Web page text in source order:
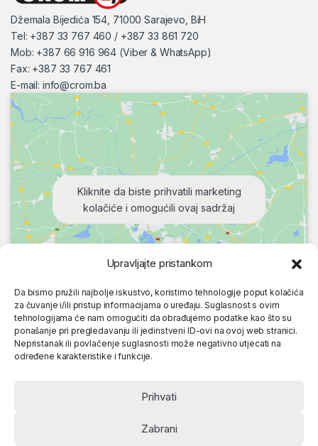
Upravljajte pristankom
Da bismo pružili najbolje iskustvo, koristimo tehnologije poput kolačića
za čuvanje i/ili pristup informacijama o uređaju. Suglasnost s ovim
tehnologijama će nam omogućiti da obrađujemo podatke kao što su
ponašanje pri pregledavanju ili jedinstveni ID-ovi na ovoj web stranici.
Nepristanak ili povlačenje suglasnosti može negativno utjecati na
određene karakteristike i funkcije.
Prihvati
Zabrani
Džemala Bijedića 154, 71000 Sarajevo, BiH
Tel: +387 33 767 460 / +387 33 861 720
Mob: +387 66 916 964 (Viber & WhatsApp)
Fax: +387 33 767 461
E-mail: info@crom.ba
Kliknite da biste prihvatili marketing
kolačiće i omogućili ovaj sadržaj